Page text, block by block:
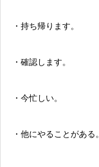
・持ち帰ります。
・確認します。
・今忙しい。
・他にやることがある。